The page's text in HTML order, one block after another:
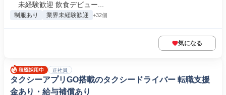
未経験歓迎 飲食デビュー...
制服あり 業界未経験歓迎 +32個
気になる
正社員
タクシーアプリGO搭載のタクシードライバー 転職支援
金あり・給与補償あり